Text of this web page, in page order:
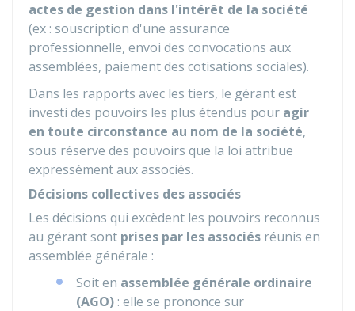
actes de gestion dans l'intérêt de la société
(ex : souscription d'une assurance
professionnelle, envoi des convocations aux
assemblées, paiement des cotisations sociales).
Dans les rapports avec les tiers, le gérant est
investi des pouvoirs les plus étendus pour agir
en toute circonstance au nom de la société,
sous réserve des pouvoirs que la loi attribue
expressément aux associés.
Décisions collectives des associés
Les décisions qui excèdent les pouvoirs reconnus
au gérant sont prises par les associés réunis en
assemblée générale :
Soit en assemblée générale ordinaire
(AGO) : elle se prononce sur